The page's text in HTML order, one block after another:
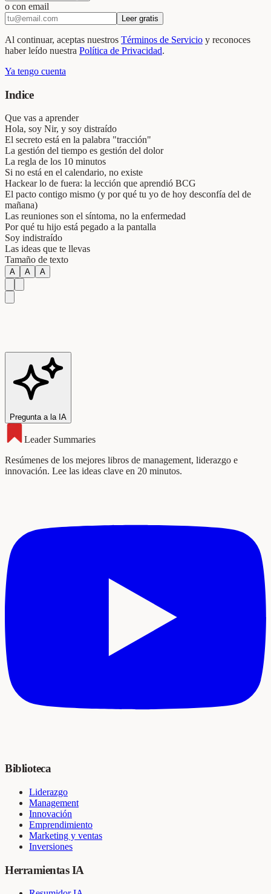
o con email
Leer gratis
Al continuar, aceptas nuestros Términos de Servicio y reconoces
haber leído nuestra Política de Privacidad.
Ya tengo cuenta
Indice
Que vas a aprender
Hola, soy Nir, y soy distraído
El secreto está en la palabra "tracción"
La gestión del tiempo es gestión del dolor
La regla de los 10 minutos
Si no está en el calendario, no existe
Hackear lo de fuera: la lección que aprendió BCG
El pacto contigo mismo (y por qué tu yo de hoy desconfía del de
mañana)
Las reuniones son el síntoma, no la enfermedad
Por qué tu hijo está pegado a la pantalla
Soy indistraído
Las ideas que te llevas
Tamaño de texto
A A A
Pregunta a la IA
Leader Summaries
Resúmenes de los mejores libros de management, liderazgo e
innovación. Lee las ideas clave en 20 minutos.
Biblioteca
Liderazgo
Management
Innovación
Emprendimiento
Marketing y ventas
Inversiones
Herramientas IA